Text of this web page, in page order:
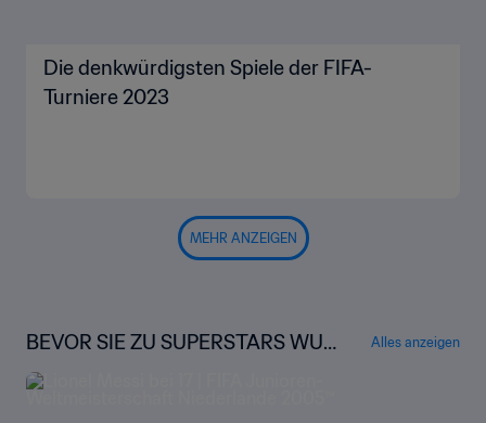
Die denkwürdigsten Spiele der FIFA-
Turniere 2023
MEHR ANZEIGEN
BEVOR SIE ZU SUPERSTARS WUR
DEN
Alles anzeigen